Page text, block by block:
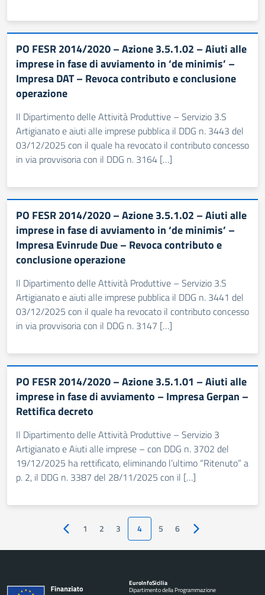
PO FESR 2014/2020 – Azione 3.5.1.02 – Aiuti alle
imprese in fase di avviamento in ‘de minimis’ –
Impresa DAT – Revoca contributo e conclusione
operazione
Il Dipartimento delle Attività Produttive – Servizio 3.S
Artigianato e aiuti alle imprese pubblica il DDG n. 3443 del
03/12/2025 con il quale ha revocato il contributo concesso
in via provvisoria con il DDG n. 3164 […]
PO FESR 2014/2020 – Azione 3.5.1.02 – Aiuti alle
imprese in fase di avviamento in ‘de minimis’ –
Impresa Evinrude Due – Revoca contributo e
conclusione operazione
Il Dipartimento delle Attività Produttive – Servizio 3.S
Artigianato e aiuti alle imprese pubblica il DDG n. 3441 del
03/12/2025 con il quale ha revocato il contributo concesso
in via provvisoria con il DDG n. 3147 […]
PO FESR 2014/2020 – Azione 3.5.1.01 – Aiuti alle
imprese in fase di avviamento – Impresa Gerpan –
Rettifica decreto
Il Dipartimento delle Attività Produttive – Servizio 3
Artigianato e Aiuti alle imprese – con DDG n. 3702 del
19/12/2025 ha rettificato, eliminando l’ultimo “Ritenuto” a
p. 2, il DDG n. 3387 del 28/11/2025 con il […]
Pagina precedente
1 2 3 4 5 6 Pagina successiva
EuroInfoSicilia
Dipartimento della Programmazione